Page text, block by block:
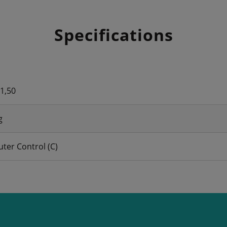
Specifications
Control (C)